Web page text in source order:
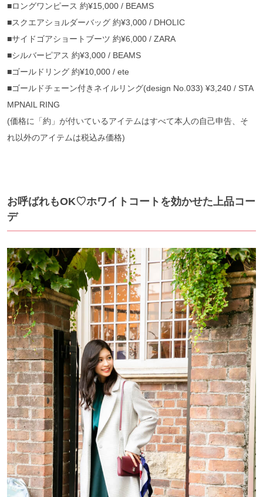
■ロングワンピース 約¥15,000 / BEAMS
■スクエアショルダーバッグ 約¥3,000 / DHOLIC
■サイドゴアショートブーツ 約¥6,000 / ZARA
■シルバーピアス 約¥3,000 / BEAMS
■ゴールドリング 約¥10,000 / ete
■ゴールドチェーン付きネイルリング(design No.033) ¥3,240 / STA
MPNAIL RING
(価格に「約」が付いているアイテムはすべて本人の自己申告、そ
れ以外のアイテムは税込み価格)
お呼ばれもOK♡ホワイトコートを効かせた上品コー
デ